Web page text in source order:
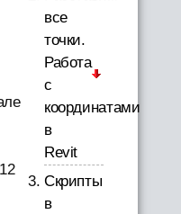
все
точки.
Работа
с
координатами
в
Revit
Скрипты
в